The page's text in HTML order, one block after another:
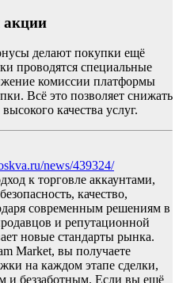
акции
делают покупки ещё
проводятся специальные
комиссии платформы
Всё это позволяет снижать
качества услуг.
news/439324/
к торговле аккаунтами,
качество,
современным решениям в
и репутационной
новые стандарты рынка.
Market, вы получаете
на каждом этапе сделки,
и беззаботным. Если вы ещё